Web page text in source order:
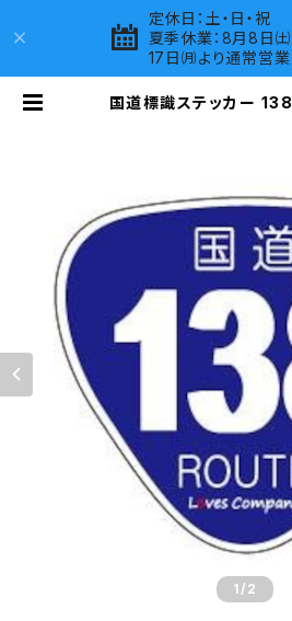
定休日：土・日・祝
夏季休業：8月8日
17日㈪より通常営
国道標識ステッカー
1 /2